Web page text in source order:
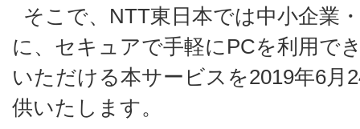
そこで、NTT東日本では中小企業
に、セキュアで手軽にPCを利用で
いただける本サービスを2019年6月
供いたします。